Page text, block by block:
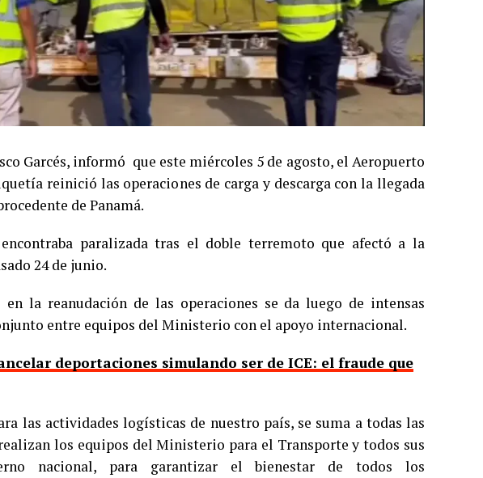
Garcés, informó que este miércoles 5 de agosto, el Aeropuerto
reinició las operaciones de carga y descarga con la llegada
de Panamá.
paralizada tras el doble terremoto que afectó a la
24 de junio.
en la reanudación de las operaciones se da luego de intensas
entre equipos del Ministerio con el apoyo internacional.
deportaciones simulando ser de ICE: el fraude que
las actividades logísticas de nuestro país, se suma a todas las
los equipos del Ministerio para el Transporte y todos sus
nacional, para garantizar el bienestar de todos los